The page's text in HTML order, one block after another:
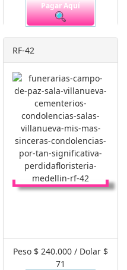
Pagar Aquí
RF-42
Peso $ 240.000 / Dolar $
71